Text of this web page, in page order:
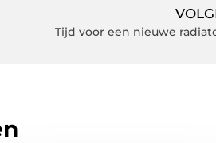
Tijd voor een nieuwe